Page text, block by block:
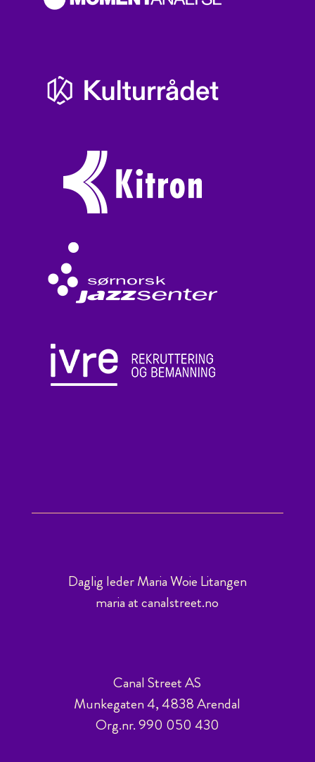
Daglig leder Maria Woie Litangen
maria at canalstreet.no
Canal Street AS
Munkegaten 4, 4838 Arendal
Org.nr. 990 050 430